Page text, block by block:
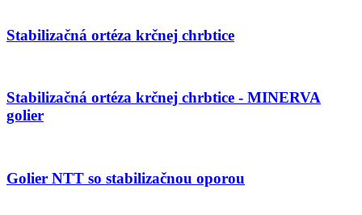
Stabilizačná ortéza krčnej chrbtice
Stabilizačná ortéza krčnej chrbtice - MINERVA
golier
Golier NTT so stabilizačnou oporou